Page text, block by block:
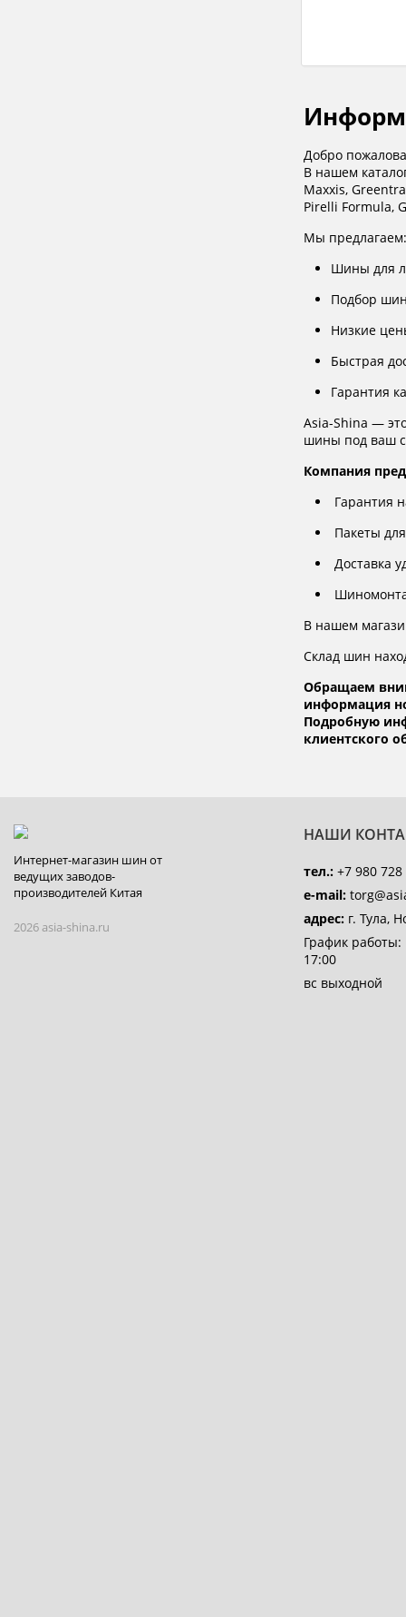
Добро
В нашем
Maxxis,
Pirelli Formula,
Мы предлагаем:
Шины для
Подбор
Низкие
Быстрая
Гарантия
Asia-Shina —
шины под ваш
Компания
Гарантия
Пакеты
Доставка
В нашем
Склад шин
Обращаем
информация
Подробную
клиентского
Интернет-магазин шин от
ведущих заводов-
производителей Китая
2026 asia-shina.ru
НАШИ
тел.: +7 980
e-mail:
адрес: г. Тула,
График работы:
17:00
вс выходной